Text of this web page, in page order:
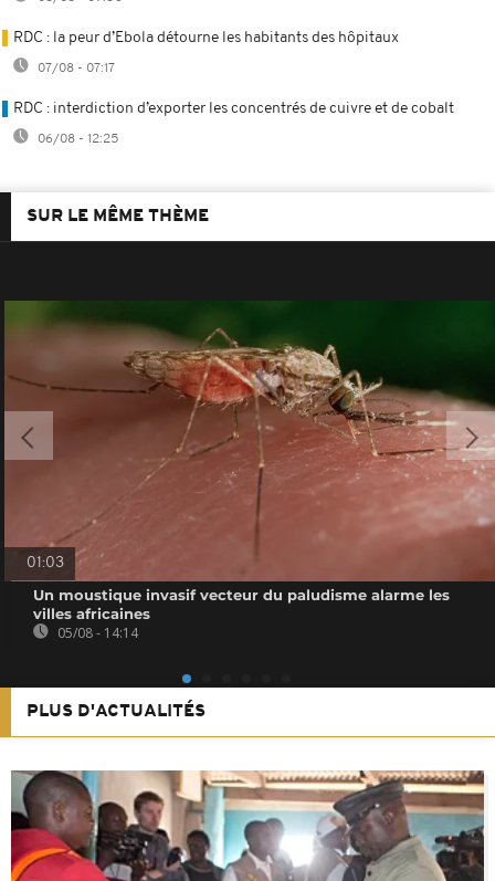
RDC : la peur d’Ebola détourne les habitants des hôpitaux
07/08 - 07:17
RDC : interdiction d’exporter les concentrés de cuivre et de cobalt
06/08 - 12:25
SUR LE MÊME THÈME
01:03
Un moustique invasif vecteur du paludisme alarme les
villes africaines
05/08 - 14:14
PLUS D'ACTUALITÉS